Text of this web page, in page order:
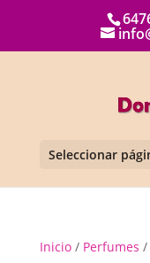
Seleccionar
Inicio/ Perfumes /